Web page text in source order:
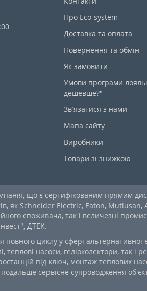
Про Eco-system
Доставка та оплата
Повернення та обмін
Як замовити
Умови програми
дешевше?"
Зв’язатися з нами
Мапа сайту
Виробники
Товари зі знижкою
що є сертифікованим прямим
як Schneider Electric, Eaton, Mutlusan,
споживача, так і величезні
ДТЕК.
повного циклу у сфері альтернативної
теплові насоси, геліоколектори, так і
під ключ, монтаж теплових
сервісне супроводження